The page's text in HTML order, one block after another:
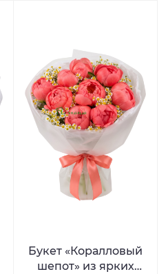
Букет «Коралловый
шепот» из ярких